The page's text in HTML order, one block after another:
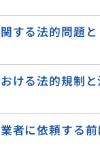
する法的問題
ける法的規制
者に依頼する